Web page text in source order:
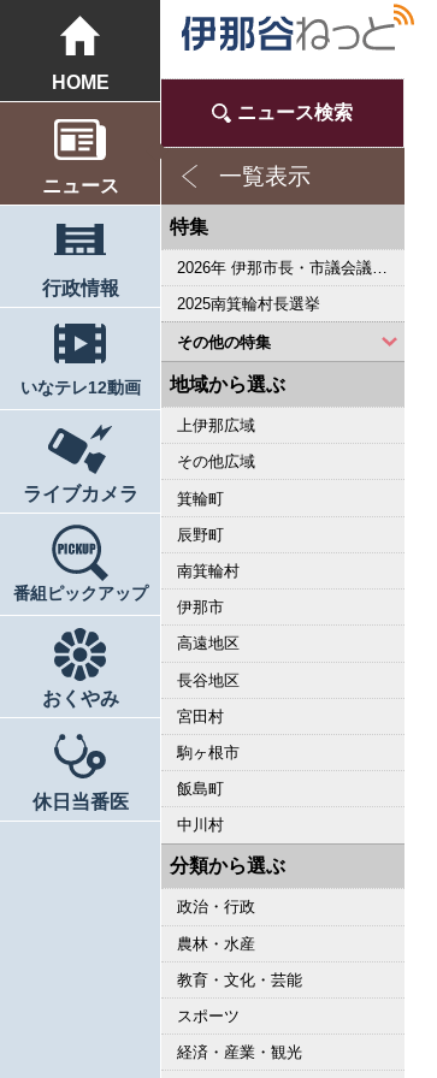
HOME
ニュース
行政情報
いなテレ12動画
ライブカメラ
番組ピックアップ
おくやみ
休日当番医
ニュース検索
一覧表示
特集
2026年 伊那市長・市議会議員選挙
2025南箕輪村長選挙
その他の特集
2023県議会議員選挙
2022箕輪町長選挙
2019県議会議員選挙
2018伊那市長選・市議選
桜シリーズ2018
桜シリーズ2017
2015県議会議員選挙
2014箕輪町長選挙
2014伊那市長選・市議選
桜シリーズ2014
カメラリポート
上伊那 医師不足問題
新ごみ中間処理施設
伊那市長・市議選
朝の学舎
記者室
伊那谷1年365人
輝く経営者～その後
花ロマン
伝承 上伊那の50年
駒ヶ根市長選挙
2007年 県議会議員選挙
権兵衛トンネル開通1周年
豪雨被害
新伊那市誕生へ
伊那谷 耐震強度偽装問題
2005年衆院選
その他
地域から選ぶ
上伊那広域
その他広域
箕輪町
辰野町
南箕輪村
伊那市
高遠地区
長谷地区
宮田村
駒ヶ根市
飯島町
中川村
分類から選ぶ
政治・行政
農林・水産
教育・文化・芸能
スポーツ
経済・産業・観光